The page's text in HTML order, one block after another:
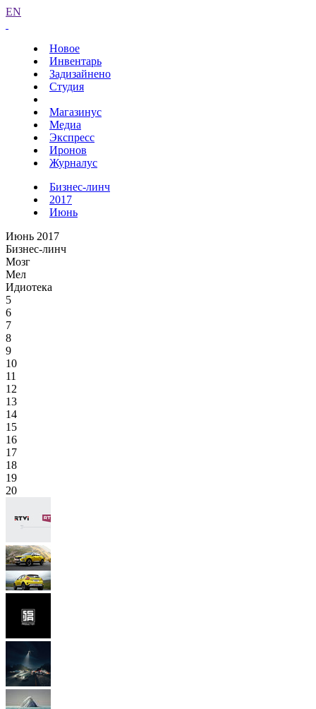
EN
Новое
Инвентарь
Задизайнено
Студия
Магазинус
Медиа
Экспресс
Иронов
Журналус
Бизнес-линч
2017
Июнь
Июнь 2017
Бизнес-линч
Мозг
Мел
Идиотека
5
6
7
8
9
10
11
12
13
14
15
16
17
18
19
20